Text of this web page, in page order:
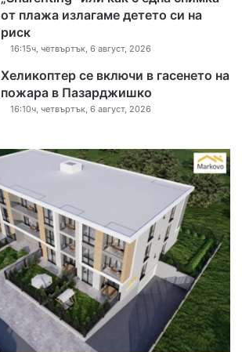
от плажа излагаме детето си на
риск
16:15ч, четвъртък, 6 август, 2026
Хеликоптер се включи в гасенето на
пожара в Пазарджишко
16:10ч, четвъртък, 6 август, 2026